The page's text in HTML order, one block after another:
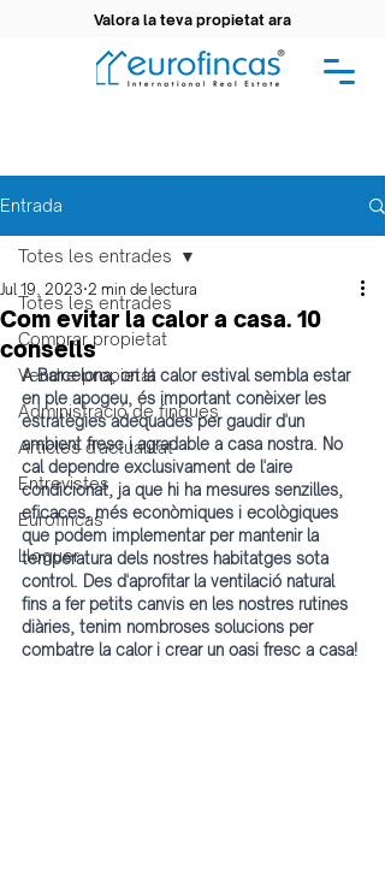
Valora la teva propietat ara
Entrada
Totes les entrades
Comprar propietat
Vendre propietat
Administració de finques
Articles d'actualitat
Entrevistes
Eurofincas
Lloguer
Totes les entrades
Com evitar la calor a casa. 10
consells
Jul 19, 2023 2 min de lectura
A Barcelona, on la calor estival sembla estar
en ple apogeu, és important conèixer les
estratègies adequades per gaudir d'un
ambient fresc i agradable a casa nostra. No
cal dependre exclusivament de l'aire
condicionat, ja que hi ha mesures senzilles,
eficaces, més econòmiques i ecològiques
que podem implementar per mantenir la
temperatura dels nostres habitatges sota
control. Des d'aprofitar la ventilació natural
fins a fer petits canvis en les nostres rutines
diàries, tenim nombroses solucions per
combatre la calor i crear un oasi fresc a casa!